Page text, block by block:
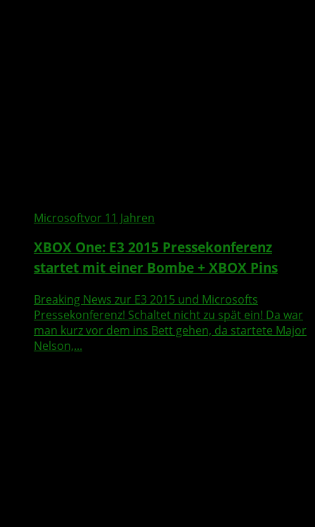
Microsoftvor 11 Jahren
XBOX One: E3 2015 Pressekonferenz
startet mit einer Bombe + XBOX Pins
Breaking News zur E3 2015 und Microsofts
Pressekonferenz! Schaltet nicht zu spät ein! Da war
man kurz vor dem ins Bett gehen, da startete Major
Nelson,...